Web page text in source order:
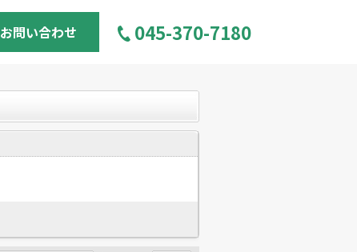
お問い合わせ 045-370-7180